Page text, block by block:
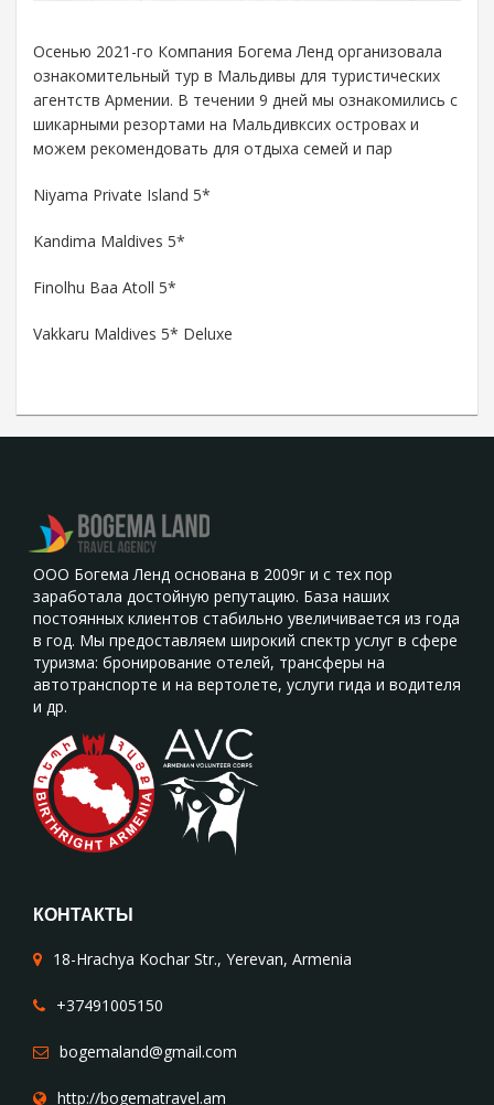
Осенью 2021-го Компания Богема Ленд организовала
ознакомительный тур в Мальдивы для туристических
агентств Армении. В течении 9 дней мы ознакомились с
шикарными резортами на Мальдивксих островах и
можем рекомендовать для отдыха семей и пар
Niyama Private Island 5*
Kandima Maldives 5*
Finolhu Baa Atoll 5*
Vakkaru Maldives 5* Deluxe
ООО Богема Ленд основана в 2009г и с тех пор
заработала достойную репутацию. База наших
постоянных клиентов стабильно увеличивается из года
в год. Мы предоставляем широкий спектр услуг в сфере
туризма: бронирование отелей, трансферы на
автотранспорте и на вертолете, услуги гида и водителя
и др.
КОНТАКТЫ
18-Hrachya Kochar Str., Yerevan, Armenia
+37491005150
bogemaland@gmail.com
http://bogematravel.am